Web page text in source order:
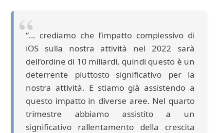
“… crediamo che l’impatto complessivo di
iOS sulla nostra attività nel 2022 sarà
dell’ordine di 10 miliardi, quindi questo è un
deterrente piuttosto significativo per la
nostra attività. E stiamo già assistendo a
questo impatto in diverse aree. Nel quarto
trimestre abbiamo assistito a un
significativo rallentamento della crescita